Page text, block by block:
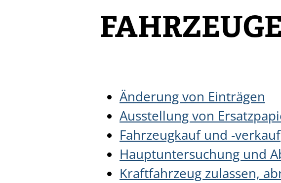
Änderung von Einträgen
Ausstellung von
Fahrzeugkauf und -verkauf
Hauptuntersuchung und
Kraftfahrzeug zulassen,